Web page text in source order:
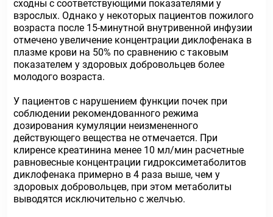
сходны с соответствующими показателями у
взрослых. Однако у некоторых пациентов пожилого
возраста после 15-минутной внутривенной инфузии
отмечено увеличение концентрации диклофенака в
плазме крови на 50% по сравнению с таковым
показателем у здоровых добровольцев более
молодого возраста.
У пациентов с нарушением функции почек при
соблюдении рекомендованного режима
дозирования кумуляции неизмененного
действующего вещества не отмечается. При
клиренсе креатинина менее 10 мл/мин расчетные
равновесные концентрации гидроксиметаболитов
диклофенака примерно в 4 раза выше, чем у
здоровых добровольцев, при этом метаболиты
выводятся исключительно с желчью.